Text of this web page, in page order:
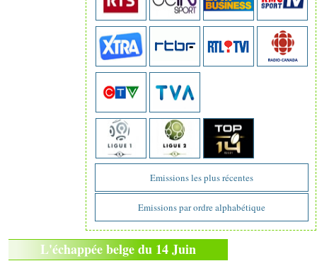
Emissions les plus récentes
Emissions par ordre alphabétique
L'échappée belge du 14 Juin